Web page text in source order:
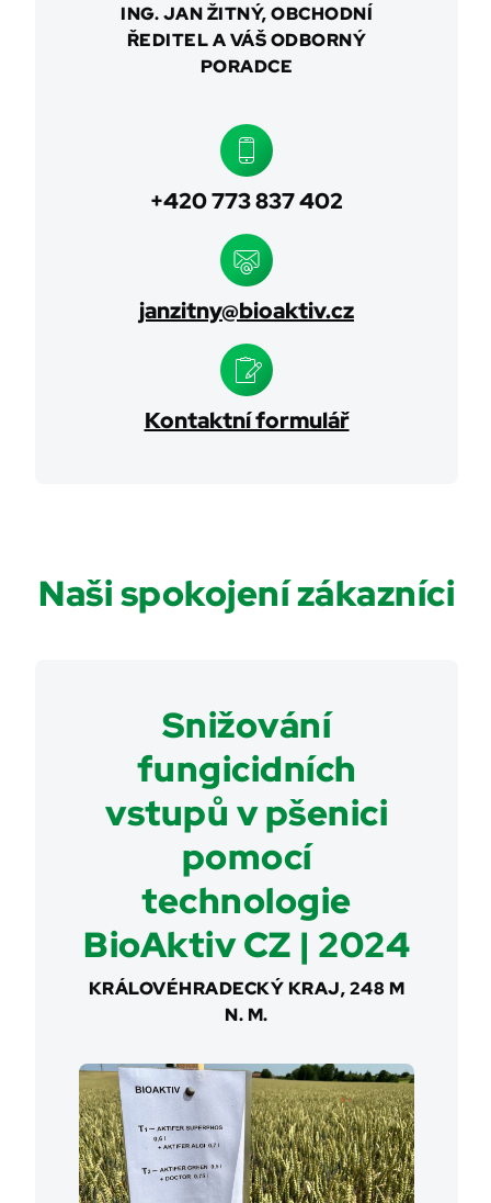
ING. JAN ŽITNÝ, OBCHODNÍ
ŘEDITEL A VÁŠ ODBORNÝ
PORADCE
+420 773 837 402
janzitny@bioaktiv.cz
Kontaktní formulář
Naši spokojení zákazníci
Snižování
fungicidních
vstupů v pšenici
pomocí
technologie
BioAktiv CZ | 2024
KRÁLOVÉHRADECKÝ KRAJ, 248 M
N. M.